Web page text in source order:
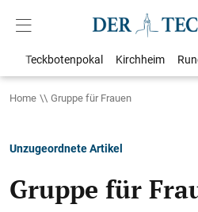
Teckbotenpokal Kirchheim
Home Gruppe für Frauen
Unzugeordnete Artikel
Gruppe für